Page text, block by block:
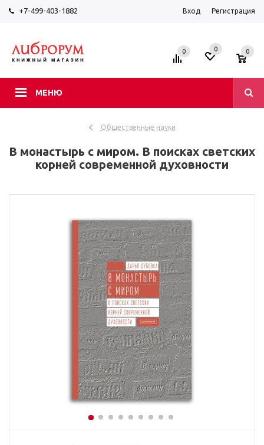
+7-499-403-1882 Вход Регистрация
МЕНЮ
0 0 0
Общественные науки
В монастырь с миром. В поисках светских
корней современной духовности